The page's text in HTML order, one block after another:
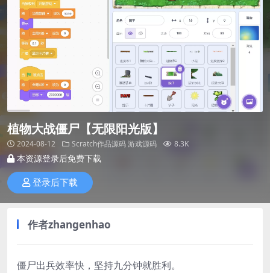
植物大战僵尸【无限阳光版】
2024-08-12 Scratch作品源码游戏源码 8.3K
本资源登录后免费下载
登录后下载
作者zhangenhao
僵尸出兵效率快，坚持九分钟就胜利。